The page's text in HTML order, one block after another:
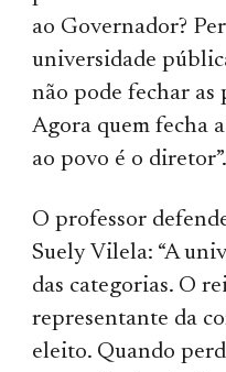
ao Governador?
universidade
não pode fechar as
Agora quem fecha
ao povo é o diretor”.
O professor
Suely Vilela: “A
das categorias. O
representante da
eleito. Quando